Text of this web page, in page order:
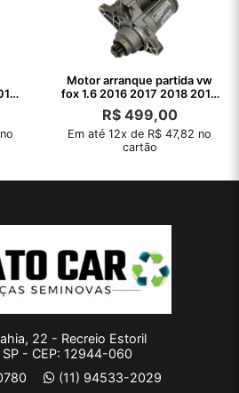
Motor arranque partida vw
fox 1.6 2016 2017 2018 2019
2020
R$499,00
Em até 12x de R$ 47,82 no
cartão
22 - Recreio Estoril
- CEP: 12944-060
(11) 94533-2029